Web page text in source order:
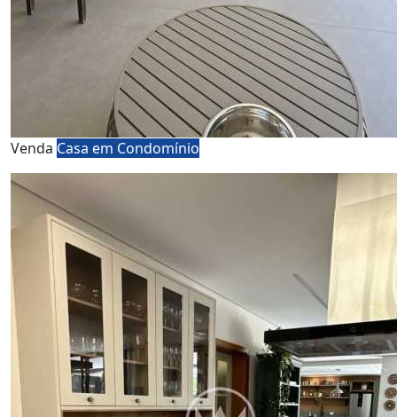
Venda Casa em Condomínio